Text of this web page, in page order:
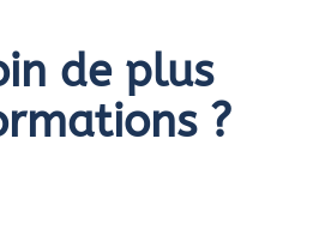
de plus
?